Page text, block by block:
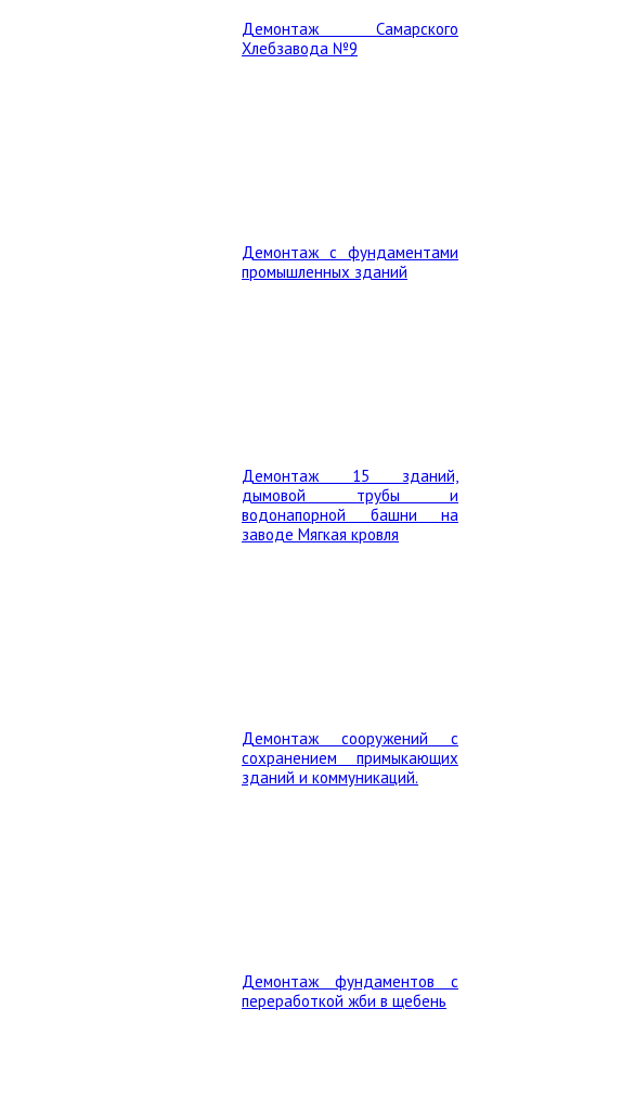
Демонтаж Самарского
Хлебзавода №9
Демонтаж с фундаментами
промышленных зданий
Демонтаж 15 зданий,
дымовой трубы и
водонапорной башни на
заводе Мягкая кровля
Демонтаж сооружений с
сохранением примыкающих
зданий и коммуникаций.
Демонтаж фундаментов с
переработкой жби в щебень